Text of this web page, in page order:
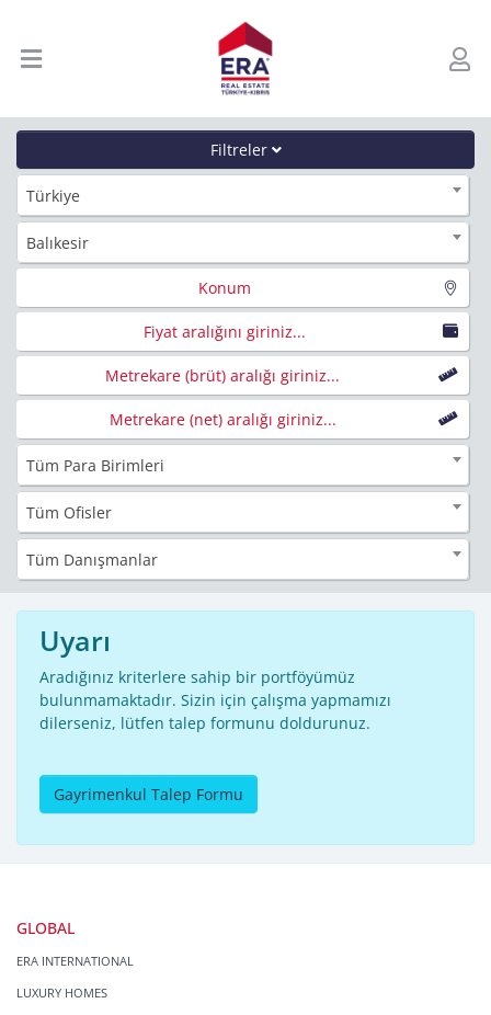
Filtreler
Türkiye
Balıkesir
Konum
Fiyat aralığını giriniz...
Metrekare (brüt) aralığı giriniz...
Metrekare (net) aralığı giriniz...
Tüm Para Birimleri
Tüm Ofisler
Tüm Danışmanlar
Uyarı
Aradığınız kriterlere sahip bir portföyümüz
bulunmamaktadır. Sizin için çalışma yapmamızı
dilerseniz, lütfen talep formunu doldurunuz.
Gayrimenkul Talep Formu
GLOBAL
ERA INTERNATIONAL
LUXURY HOMES